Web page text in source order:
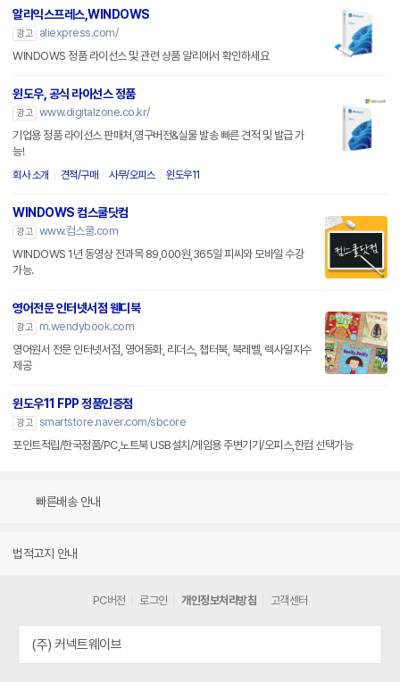
알리익스프레스,WINDOWS
광고
aliexpress.com/
WINDOWS 정품 라이선스 및 관련 상품 알리에서 확인하세요
윈도우, 공식 라이선스 정품
광고 www.digitalzone.co.kr/
기업용 정품 라이선스 판매처,영구버전&실물 발송 빠른 견적 및 발급 가
능!
회사 소개 견적/구매 사무/오피스 윈도우11
WINDOWS 컴스쿨닷컴
광고 www.컴스쿨.com
WINDOWS 1년 동영상 전과목 89,000원,365일 피씨와 모바일 수강
가능.
영어전문 인터넷서점 웬디북
광고
m.wendybook.com
영어원서 전문 인터넷서점, 영어동화, 리더스, 챕터북, 북레벨, 렉사일지수
제공
윈도우11 FPP 정품인증점
광고 smartstore.naver.com/sbcore
포인트적립/한국정품/PC,노트북 USB설치/게임용 주변기기/오피스,한컴 선택가능
빠른배송 안내
법적고지 안내
PC버전 로그인 개인정보처리방침 고객센터
(주) 커넥트웨이브